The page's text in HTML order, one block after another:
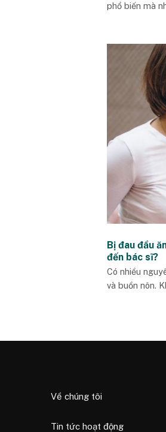
phổ biến mà
Bị đau đầu
đến bác sĩ?
Có nhiều
và buồn nôn.
Về chúng tôi
Tin tức hoạt động